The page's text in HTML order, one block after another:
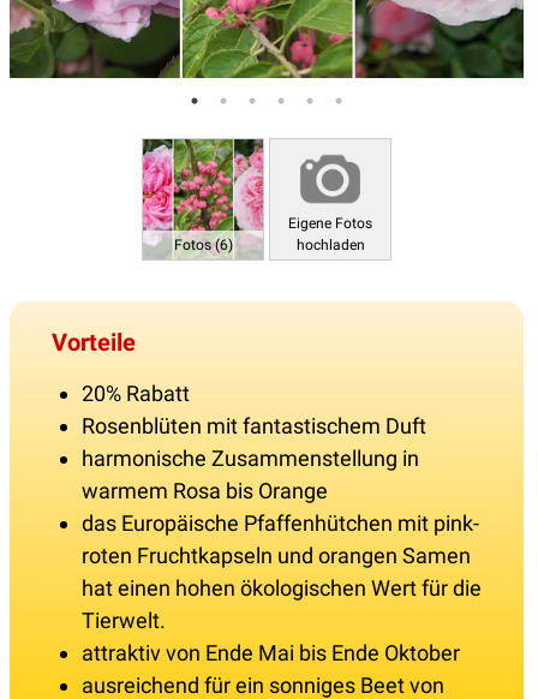
Fotos (6)
Eigene Fotos
hochladen
Vorteile
20% Rabatt
Rosenblüten mit fantastischem Duft
harmonische Zusammenstellung in
warmem Rosa bis Orange
das Europäische Pfaffenhütchen mit pink-
roten Fruchtkapseln und orangen Samen
hat einen hohen ökologischen Wert für die
Tierwelt.
attraktiv von Ende Mai bis Ende Oktober
ausreichend für ein sonniges Beet von